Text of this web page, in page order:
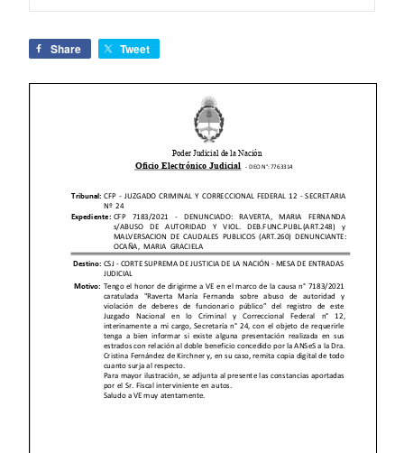
Share Tweet